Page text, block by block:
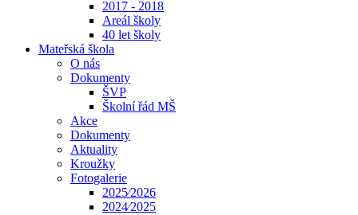
2017 - 2018
Areál školy
40 let školy
Mateřská škola
O nás
Dokumenty
ŠVP
Školní řád MŠ
Akce
Dokumenty
Aktuality
Kroužky
Fotogalerie
2025⁄2026
2024⁄2025